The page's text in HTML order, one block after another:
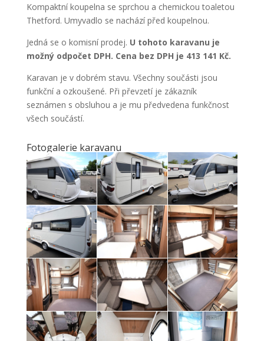
Kompaktní koupelna se sprchou a chemickou toaletou
Thetford. Umyvadlo se nachází před koupelnou.
Jedná se o komisní prodej. U tohoto karavanu je
možný odpočet DPH. Cena bez DPH je 413 141 Kč.
Karavan je v dobrém stavu. Všechny součásti jsou
funkční a ozkoušené. Při převzetí je zákazník
seznámen s obsluhou a je mu předvedena funkčnost
všech součástí.
Fotogalerie karavanu